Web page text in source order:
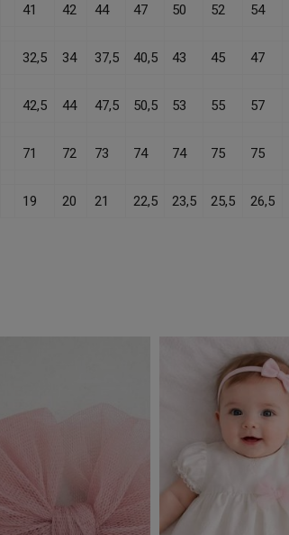
41 42 44 47 50 52 54
32,5 34 37,5 40,5 43 45 47
42,5 44 47,5 50,5 53 55 57
71 72 73 74 74 75 75
19 20 21 22,5 23,5 25,5 26,5